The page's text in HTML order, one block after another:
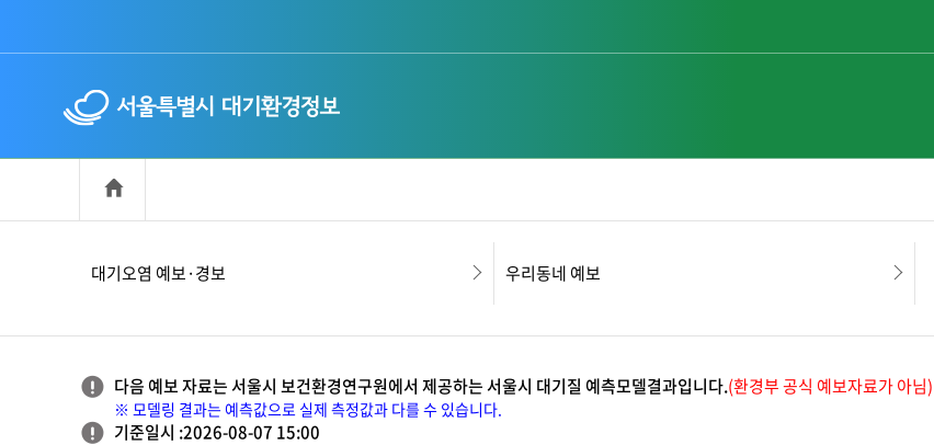
대기오염 예보·경보 우리동네 예보
다음 예보 자료는 서울시 보건환경연구원에서 제공하는 서울시 대기질 예측모델결과입니다.(환경부 공식 예보자료가 아님)
※ 모델링 결과는 예측값으로 실제 측정값과 다를 수 있습니다.
기준일시 :2026-08-07 15:00